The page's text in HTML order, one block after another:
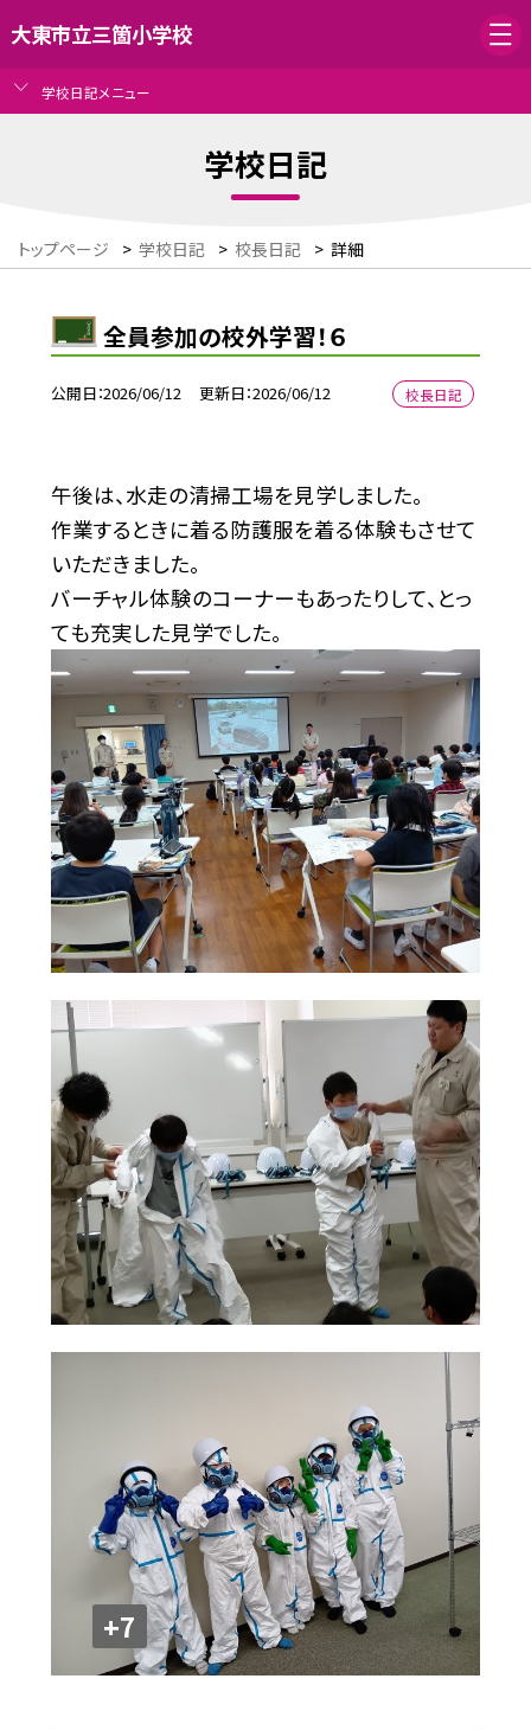
大東市立三箇小学校
学校日記メニュー
学校日記
トップページ > 学校日記 > 校長日記 > 詳細
全員参加の校外学習！６
公開日 2026/06/12 更新日 2026/06/12 校長日記
午後は、水走の清掃工場を見学しました。
作業するときに着る防護服を着る体験もさせて
いただきました。
バーチャル体験のコーナーもあったりして、とっ
ても充実した見学でした。
+7